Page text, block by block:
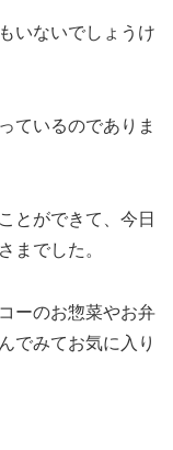
いないでしょうけ
ているのでありま
とができて、今日
までした。
ーのお惣菜やお弁
でみてお気に入り